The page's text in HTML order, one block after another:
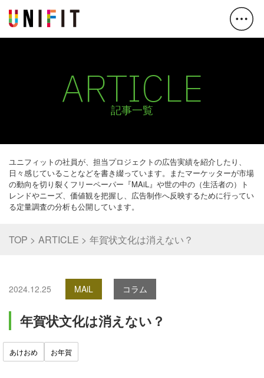
ARTICLE
記事一覧
ユニフィットの社員が、担当プロジェクトの広告実績を紹介したり、
日々感じていることなどを書き綴っています。またマーケッターが市場
の動向を切り裂くフリーペーパー『MAiL』や世の中の（生活者の）ト
レンドやニーズ、価値観を把握し、広告制作へ反映するために行ってい
る定量調査の分析も公開しています。
TOP ARTICLE 年賀状文化は消えない？
2024.12.25 MAiL コラム
年賀状文化は消えない？
あけおめ お年賀